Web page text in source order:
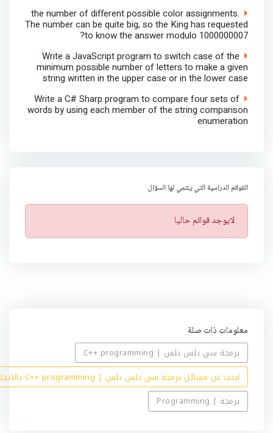
the number of different possible color assignments.
The number can be quite big, so the King has requested
to know the answer modulo 1000000007?
Write a JavaScript program to switch case of the
minimum possible number of letters to make a given
string written in the upper case or in the lower case
Write a C# Sharp program to compare four sets of
words by using each member of the string comparison
enumeration
القوائم الدراسية التي ينتمي لها السؤال
ت
ن
لايوجد قوائم حاليا
معلومات ذات صلة
برمجة سي بلس بلس | C++ programming
ابحث عن مسائل برمجة سي بلس بلس | C++ programming بالانجليزي
برمجة | Programming